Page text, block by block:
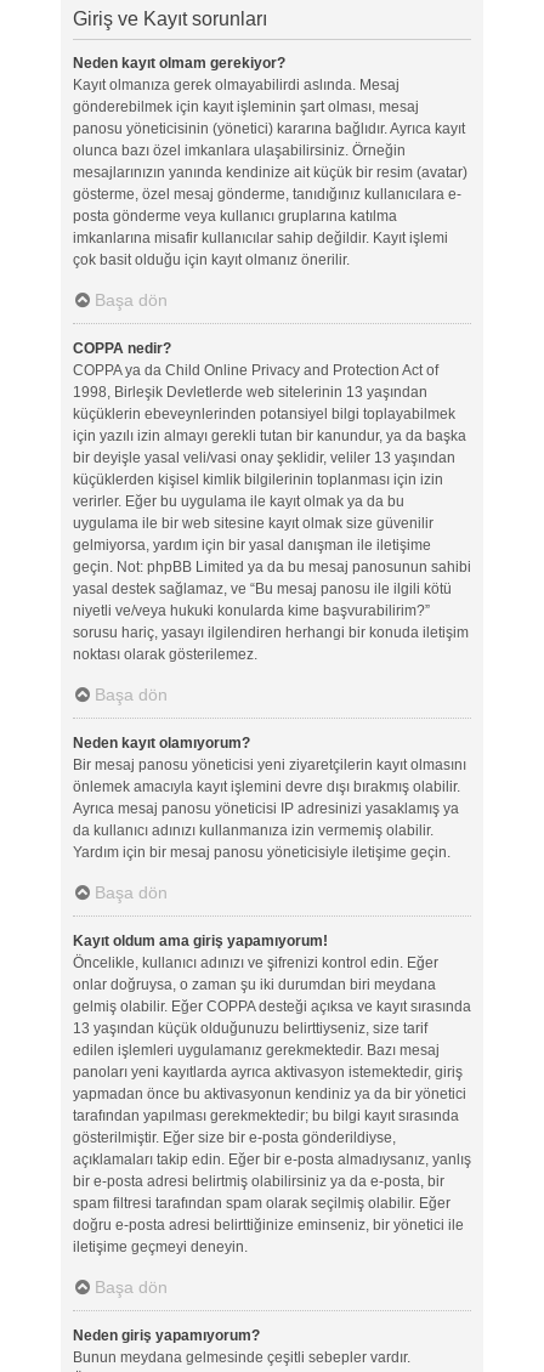
Giriş ve Kayıt sorunları
Neden kayıt olmam gerekiyor?
Kayıt olmanıza gerek olmayabilirdi aslında. Mesaj
gönderebilmek için kayıt işleminin şart olması, mesaj
panosu yöneticisinin (yönetici) kararına bağlıdır. Ayrıca kayıt
olunca bazı özel imkanlara ulaşabilirsiniz. Örneğin
mesajlarınızın yanında kendinize ait küçük bir resim (avatar)
gösterme, özel mesaj gönderme, tanıdığınız kullanıcılara e-
posta gönderme veya kullanıcı gruplarına katılma
imkanlarına misafir kullanıcılar sahip değildir. Kayıt işlemi
çok basit olduğu için kayıt olmanız önerilir.
Başa dön
COPPA nedir?
COPPA ya da Child Online Privacy and Protection Act of
1998, Birleşik Devletlerde web sitelerinin 13 yaşından
küçüklerin ebeveynlerinden potansiyel bilgi toplayabilmek
için yazılı izin almayı gerekli tutan bir kanundur, ya da başka
bir deyişle yasal veli/vasi onay şeklidir, veliler 13 yaşından
küçüklerden kişisel kimlik bilgilerinin toplanması için izin
verirler. Eğer bu uygulama ile kayıt olmak ya da bu
uygulama ile bir web sitesine kayıt olmak size güvenilir
gelmiyorsa, yardım için bir yasal danışman ile iletişime
geçin. Not: phpBB Limited ya da bu mesaj panosunun sahibi
yasal destek sağlamaz, ve “Bu mesaj panosu ile ilgili kötü
niyetli ve/veya hukuki konularda kime başvurabilirim?”
sorusu hariç, yasayı ilgilendiren herhangi bir konuda iletişim
noktası olarak gösterilemez.
Başa dön
Neden kayıt olamıyorum?
Bir mesaj panosu yöneticisi yeni ziyaretçilerin kayıt olmasını
önlemek amacıyla kayıt işlemini devre dışı bırakmış olabilir.
Ayrıca mesaj panosu yöneticisi IP adresinizi yasaklamış ya
da kullanıcı adınızı kullanmanıza izin vermemiş olabilir.
Yardım için bir mesaj panosu yöneticisiyle iletişime geçin.
Başa dön
Kayıt oldum ama giriş yapamıyorum!
Öncelikle, kullanıcı adınızı ve şifrenizi kontrol edin. Eğer
onlar doğruysa, o zaman şu iki durumdan biri meydana
gelmiş olabilir. Eğer COPPA desteği açıksa ve kayıt sırasında
13 yaşından küçük olduğunuzu belirttiyseniz, size tarif
edilen işlemleri uygulamanız gerekmektedir. Bazı mesaj
panoları yeni kayıtlarda ayrıca aktivasyon istemektedir, giriş
yapmadan önce bu aktivasyonun kendiniz ya da bir yönetici
tarafından yapılması gerekmektedir; bu bilgi kayıt sırasında
gösterilmiştir. Eğer size bir e-posta gönderildiyse,
açıklamaları takip edin. Eğer bir e-posta almadıysanız, yanlış
bir e-posta adresi belirtmiş olabilirsiniz ya da e-posta, bir
spam filtresi tarafından spam olarak seçilmiş olabilir. Eğer
doğru e-posta adresi belirttiğinize eminseniz, bir yönetici ile
iletişime geçmeyi deneyin.
Başa dön
Neden giriş yapamıyorum?
Bunun meydana gelmesinde çeşitli sebepler vardır.